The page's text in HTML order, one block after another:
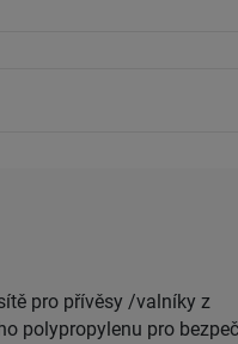
pro přívěsy /valníky z
polypropylenu pro